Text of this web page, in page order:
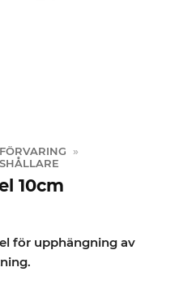
»
10cm
för upphängning av